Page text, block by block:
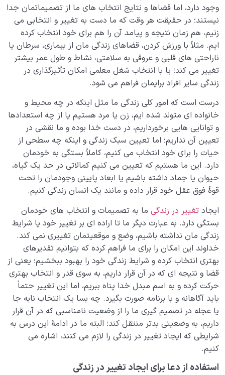
نسبی بودن زمان یعنی چه؛ آیا زمان حقیقتی مطلق است یا
امری وابسته به عالم ماده؟
معرفی انواع رحِم ها؛ فرصت های ناب زندگی را دریاب!
منظور از ریاضیات زمان چیست؛ آیا رحم زمانی دارای فرمول و
قواعد خاصی است؟
غفلت از فرصت ها و رحم های زمانی؛ پیامدها و راه های
پیشگیری از آن
رحم مکانی چیست و چطور می تواند در جبران گذشته و
تغییر مسیر زندگی به ما کمک کند؟
رحم استاد یعنی چه؛ ضرورت وجود استاد در حرکت انسانی
ما چیست؟
مفهوم قوس صعود و قوس نزول در نفس استاد و شاگرد
به چه معناست؟
حجاب ظلمانی و حجاب نورانی؛ مهم ترین موانع ارتباط با
ملکوت
شیطان دشمن آشکار 0/14
بیماری‌های پنهان روح 0/15
شناخت بهشت و جهنم 0/22
نگاه ابدی و آمادگی برای آخرت 0/14
از خیال تا سلامت قلب
وجود دارد، اما قضاها و نتایج انتخاب های ما از تصمیماتمان جدا
نیستند؛ در حقیقت هر وقت که ما دست به تغییر و انتخابی می
زنیم، هم زمان نتیجه و پیامد آن را هم برای خود انتخاب کرده
ایم. مثلاً با ورزش کردن، قضاهای زندگی مان از بیماری، سرطان یا
ناراحتی های قلبی و عروقی به سلامتی، نشاط و طول عمر بیشتر
تغییر می کند؛ یا با انتخاب شغل معلمی امکان تأثیرگذاری در
زندگی سایر افراد برایمان فراهم می شود.
درست است که امور کلی زندگی ما مثل اینکه در چه محیط و
خانواده ای متولد شده ایم، زن یا مرد هستیم یا از چه استعدادها
و توانایی هایی برخورداریم، در دست خدا بوده و ما نقشی در
تعیین آن نداریم؛ اما تعیین سبک زندگی و اینکه چه سطحی از
حیات را برای خود انتخاب می کنیم، کاملاً بستگی به خودمان
دارد. این ما هستیم که تعیین می کنیم کمالاتی در حد یک گیاه،
حیوان یا جماد داشته باشیم یا ابعاد پایینی وجودمان را تحت
قوۀ فوق عقل خود قرار داده و مانند یک انسان زندگی کنیم.
ایجاد تغییر در زندگی ما به تصمیمات و انتخاب های خودمان
بستگی دارد. به عبارت دیگر ما تا اراده ای بر تغییر خود یا شرایط
زندگی مان نداشته باشیم، وضع و موقعیتمان تغییری نمی کند.
خداوند این امکان را برای ما فراهم کرده که بتوانیم تقدیرهای
بهتری انتخاب کرده و شرایط زندگی خود را بهبود ببخشیم؛ یعنی از
قضا و نتیجه ای که در آن قرار داریم، به سوی قدر و انتخاب بهتری
حرکت کرده و به اسم مبدل خدا پناه ببریم، اما این تغییر حتماً
باید آگاهانه و با برنامه صورت بگیرد. چه بسا یک انتخاب نابه جا
یا عجله در تصمیم گیری ما را از وضعیت نامناسبی که در آن قرار
داریم، به وضعیتی بدتر منتقل کند؛ البته ما در ادامۀ این درس به
شرایطی که ایجاد تغییر در زندگی را لازم می کنند، اشاره می
کنیم.
استفاده از دعا برای ایجاد تغییر در زندگی